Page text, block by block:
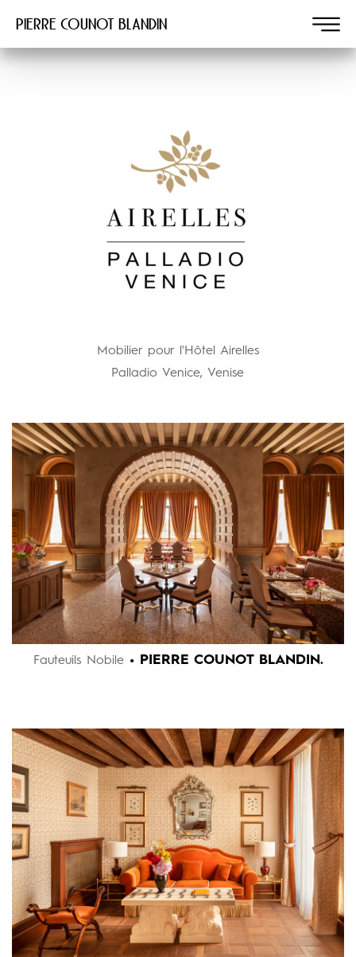
Pierre COUNOT BLANDIN
Mobilier pour l'Hôtel Airelles
Palladio Venice, Venise
Fauteuils Nobile • PIERRE COUNOT BLANDIN.